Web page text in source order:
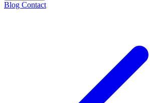
Blog Contact